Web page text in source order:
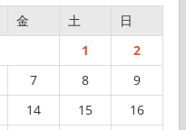
金 土
日
1
2
7 8
9
14 15
16